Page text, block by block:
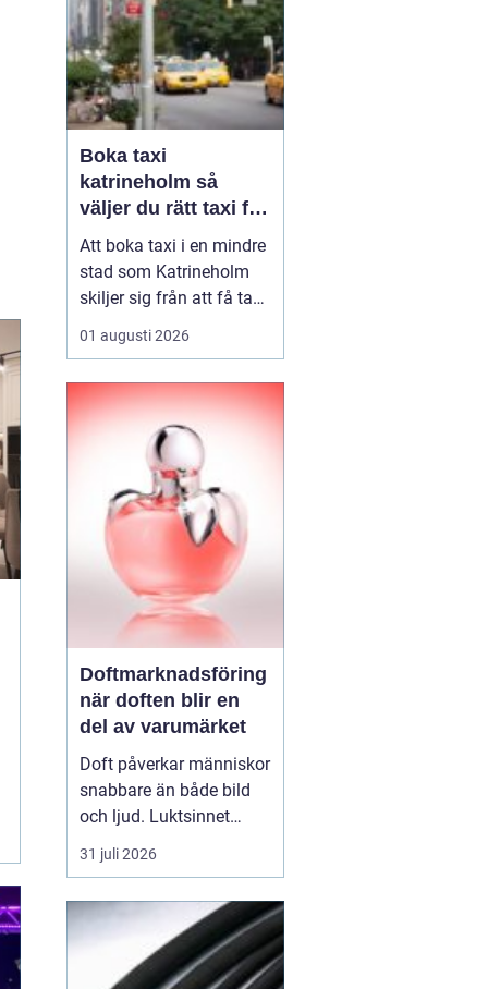
på scen. I ...
Boka taxi
katrineholm så
väljer du rätt taxi för
trygga resor
Att boka taxi i en mindre
stad som Katrineholm
skiljer sig från att få tag
på bil i en storstad.
Utbudet är mer
skillnaden mellan olika
bolag kan vara tydlig.
Den som söker efter
Boka Taxi K...
01 augusti 2026
Doftmarknadsföring
när doften blir en
del av varumärket
Doft påverkar människor
snabbare än både bild
och ljud. Luktsinnet
kopplas direkt till
hjärnans centrum för
Därförhar
doftmarknadsföring
ett kraftfullt verktyg
31 juli 2026